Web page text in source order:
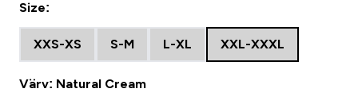
Size:
XXS-XS S-M L-XL XXL-XXXL
Värv: Natural Cream